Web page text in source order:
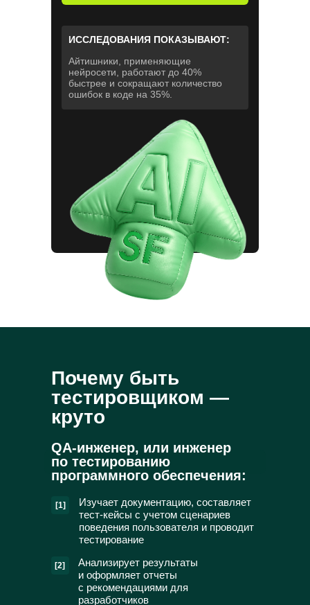
ИССЛЕДОВАНИЯ ПОКАЗЫВАЮТ:
Айтишники, применяющие
нейросети, работают до 40%
быстрее и сокращают количество
ошибок в коде на 35%.
Почему быть
тестировщиком —
круто
QA-инженер, или инженер
по тестированию
программного обеспечения:
[1]
Изучает документацию, составляет
тест-кейсы с учетом сценариев
поведения пользователя и проводит
тестирование
[2]
Анализирует результаты
и оформляет отчеты
с рекомендациями для
разработчиков